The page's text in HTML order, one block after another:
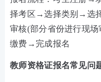
择考区→选择类别→选
审核(部分省份进行现
缴费→完成报名
教师资格证报名常见问